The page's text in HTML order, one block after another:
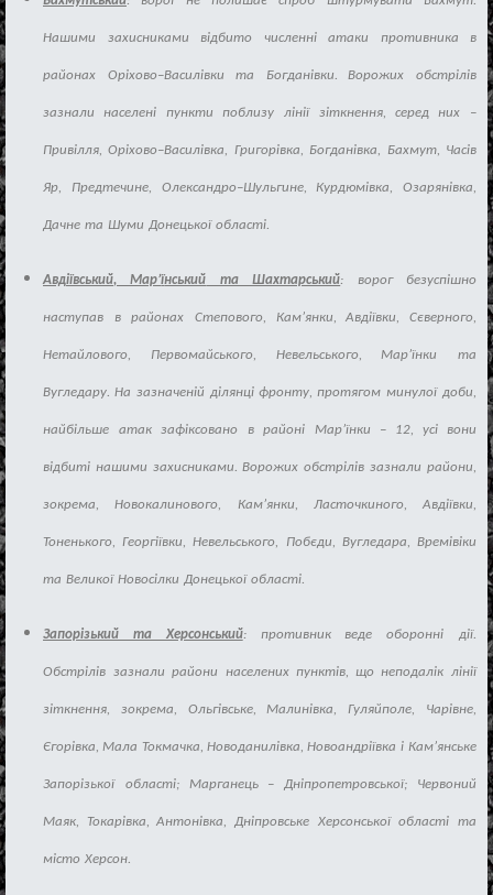
Нашими захисниками відбито численні атаки противника в
районах Оріхово–Василівки та Богданівки.Ворожих обстрілів
зазнали населені пункти поблизу лінії зіткнення, серед них –
Привілля,Оріхово–Василівка, Григорівка, Богданівка, Бахмут, Часів
Яр, Предтечине, Олександро–Шульгине,Курдюмівка, Озарянівка,
Дачне та Шуми Донецької області.
Авдіївський, Мар’їнський та Шахтарський: ворог безуспішно
наступав в районах Степового, Кам’янки,Авдіївки,Сєверного,
Нетайлового, Первомайського, Невельського,Мар’їнки та
Вугледару. На зазначеній ділянці фронту,протягом минулої доби,
найбільше атак зафіксовано в районі Мар’їнки – 12, усі вони
відбиті нашими захисниками. Ворожих обстрілів зазнали райони,
зокрема,Новокалинового, Кам’янки, Ласточкиного, Авдіївки,
Тоненького,Георгіївки,Невельського, Побєди, Вугледара,Времівіки
та Великої Новосілки Донецької області.
Запорізький та Херсонський: противник веде оборонні дії.
Обстрілів зазнали райони населених пунктів, що неподалік лінії
зіткнення, зокрема, Ольгівське,Малинівка,Гуляйполе, Чарівне,
Єгорівка, Мала Токмачка, Новоданилівка, Новоандріївка і Кам’янське
Запорізької області; Марганець –Дніпропетровської; Червоний
Маяк, Токарівка,Антонівка,Дніпровське Херсонської області та
місто Херсон.